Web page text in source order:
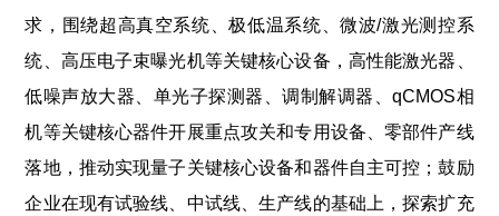
求，围绕超高真空系统、极低温系统、微波/激光测控系
统、高压电子束曝光机等关键核心设备，高性能激光器、
低噪声放大器、单光子探测器、调制解调器、qCMOS相
机等关键核心器件开展重点攻关和专用设备、零部件产线
落地，推动实现量子关键核心设备和器件自主可控；鼓励
企业在现有试验线、中试线、生产线的基础上，探索扩充